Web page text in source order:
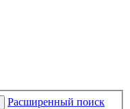
Расширенный поиск